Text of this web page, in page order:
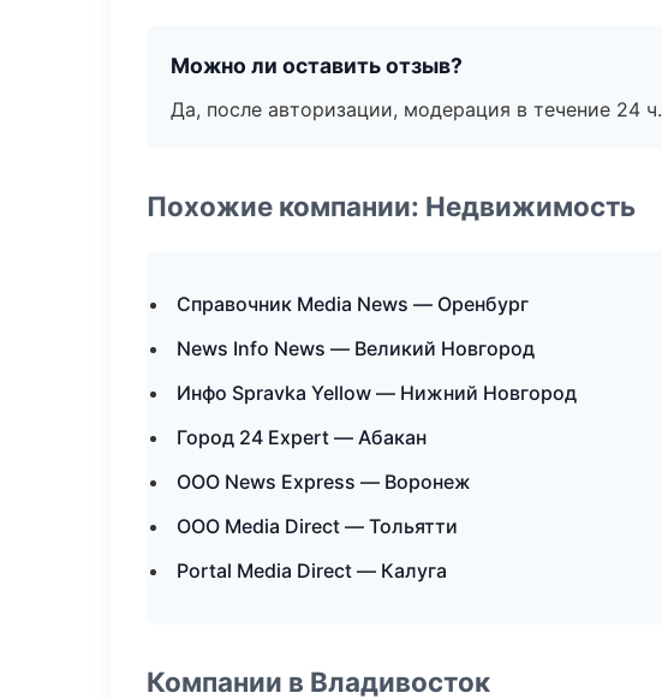
Можно ли оставить отзыв?
Да, после авторизации, модерация в течение 24 ч.
Похожие компании: Недвижимость
Справочник Media News — Оренбург
News Info News — Великий Новгород
Инфо Spravka Yellow — Нижний Новгород
Город 24 Expert — Абакан
ООО News Express — Воронеж
ООО Media Direct — Тольятти
Portal Media Direct — Калуга
Компании в Владивосток